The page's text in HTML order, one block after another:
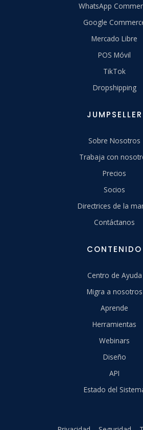
WhatsApp
Google
Mercado Libre
POS Móvil
TikTok
Dropshipping
JUMPSELLER
Sobre Nosotros
Trabaja con
Precios
Socios
Directrices de la
Contáctanos
CONTENIDO
Centro de Ayuda
Migra a nosotros
Aprende
Herramientas
Webinars
Diseño
API
Estado del